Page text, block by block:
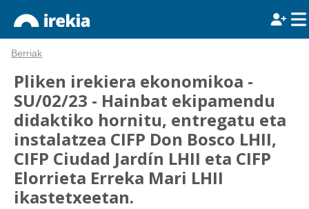
Berriak
Pliken irekiera ekonomikoa -
SU/02/23 - Hainbat ekipamendu
didaktiko hornitu, entregatu eta
instalatzea CIFP Don Bosco LHII,
CIFP Ciudad Jardín LHII eta CIFP
Elorrieta Erreka Mari LHII
ikastetxeetan.